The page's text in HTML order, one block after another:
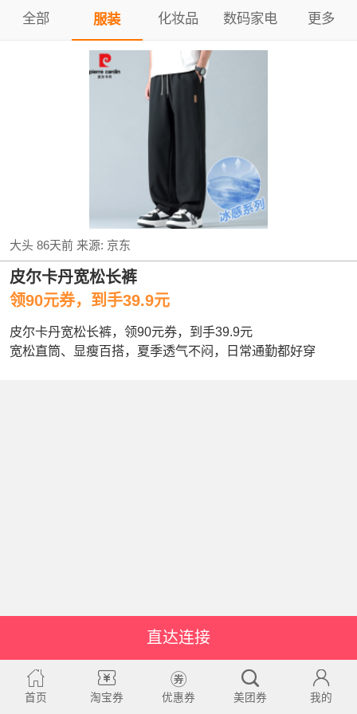
全部 服装 化妆品 数码家电 更多
大头 86天前来源: 京东
皮尔卡丹宽松长裤
领90元券，到手39.9元
皮尔卡丹宽松长裤，领90元券，到手39.9元
宽松直筒、显瘦百搭，夏季透气不闷，日常通勤都好穿
直达连接
首页 淘宝券 优惠券 美团券 我的